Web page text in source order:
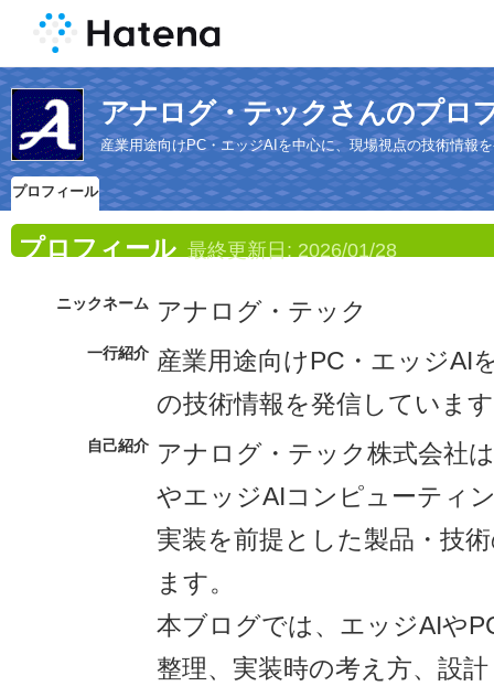
アナログ・テックさんのプロ
産業用途向けPC・エッジAIを中心に、現場視点の技術情報
プロフィール
プロフィール 最終更新日: 2026/01/28
ニックネーム アナログ・テック
一行紹介 産業用途向けPC・エッジAI
の技術情報を発信していま
自己紹介 アナログ・テック株式会社
やエッジAIコンピューティ
実装を前提とした製品・技
ます。
本ブログでは、エッジAIや
整理、実装時の考え方、設